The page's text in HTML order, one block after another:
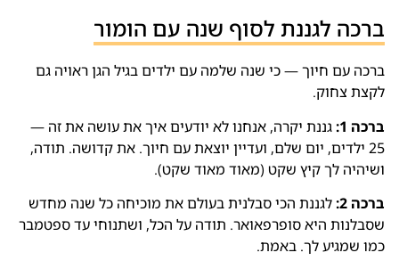
ברכה לגננת לסוף שנה עם הומור
ברכה עם חיוך — כי שנה שלמה עם ילדים בגיל הגן ראויה גם
לקצת צחוק.
ברכה 1:
גננת יקרה, אנחנו לא יודעים איך את עושה את זה —
25 ילדים, יום שלם, ועדיין יוצאת עם חיוך. את קדושה. תודה,
ושיהיה לך קיץ שקט (מאוד מאוד שקט).
ברכה 2:
לגננת הכי סבלנית בעולם את מוכיחה כל שנה מחדש
שסבלנות היא סופרפאואר. תודה על הכל, ושתנוחי עד ספטמבר
כמו שמגיע לך. באמת.